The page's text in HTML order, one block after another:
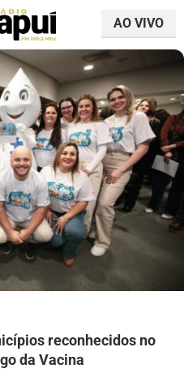
AO VIVO
reconhecidos no
da Vacina